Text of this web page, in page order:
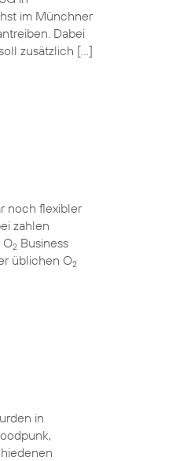
im Münchner
Dabei
zusätzlich […]
noch flexibler
zahlen
O2 Business
üblichen O2
in